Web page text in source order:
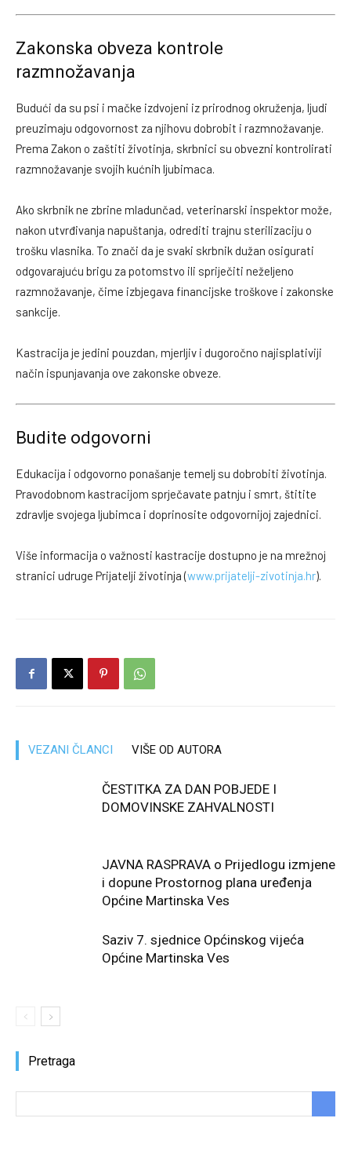
Zakonska obveza kontrole
razmnožavanja
Budući da su psi i mačke izdvojeni iz prirodnog okruženja, ljudi
preuzimaju odgovornost za njihovu dobrobit i razmnožavanje.
Prema Zakon o zaštiti životinja, skrbnici su obvezni kontrolirati
razmnožavanje svojih kućnih ljubimaca.
Ako skrbnik ne zbrine mladunčad, veterinarski inspektor može,
nakon utvrđivanja napuštanja, odrediti trajnu sterilizaciju o
trošku vlasnika. To znači da je svaki skrbnik dužan osigurati
odgovarajuću brigu za potomstvo ili spriječiti neželjeno
razmnožavanje, čime izbjegava financijske troškove i zakonske
sankcije.
Kastracija je jedini pouzdan, mjerljiv i dugoročno najisplativiji
način ispunjavanja ove zakonske obveze.
Budite odgovorni
Edukacija i odgovorno ponašanje temelj su dobrobiti životinja.
Pravodobnom kastracijom sprječavate patnju i smrt, štitite
zdravlje svojega ljubimca i doprinosite odgovornijoj zajednici.
Više informacija o važnosti kastracije dostupno je na mrežnoj
stranici udruge Prijatelji životinja(www.prijatelji-zivotinja.hr).
VEZANI ČLANCI VIŠE OD AUTORA
ČESTITKA ZA DAN POBJEDE I
DOMOVINSKE ZAHVALNOSTI
JAVNA RASPRAVA o Prijedlogu izmjene
i dopune Prostornog plana uređenja
Općine Martinska Ves
Saziv 7. sjednice Općinskog vijeća
Općine Martinska Ves
Pretraga